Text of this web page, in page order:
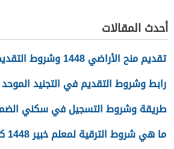
أحدث المقالات
تقديم منح الأراضي 1448 وشروط التقديم
رابط وشروط التقديم في التجنيد الموحد
طريقة وشروط التسجيل في سكني الضمان
ما هي شروط الترقية لمعلم خبير 1448 كاملة